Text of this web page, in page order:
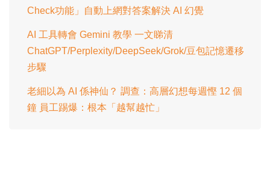
Check功能」自動上網對答案解決 AI 幻覺
AI 工具轉會 Gemini 教學 一文睇清
ChatGPT/Perplexity/DeepSeek/Grok/豆包記憶遷移
步驟
老細以為 AI 係神仙？ 調查：高層幻想每週慳 12 個
鐘 員工踢爆：根本「越幫越忙」